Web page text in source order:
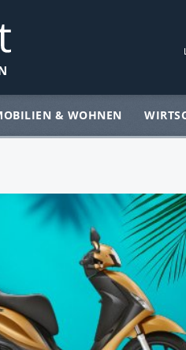
& WOHNEN